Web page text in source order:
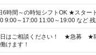
～の時短シフトOK ★スタート時間選べます！ 7:00～
9:00～17:00 11:00～19:00 など 残業なし！
他のお仕事と合わせ週40時間超
令に基づき、週20時間以上勤務
ます ※労働者派遣法（日雇い派遣
・短期間の就業はご案内が難しい
日はご相談ください！ ★急募 ★
けます！